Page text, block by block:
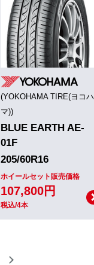
(YOKOHAMA TIRE(ヨコハ
マ))
BLUE EARTH AE-
01F
205/60R16
ホイールセット販売価格
107,800円
税込/4本